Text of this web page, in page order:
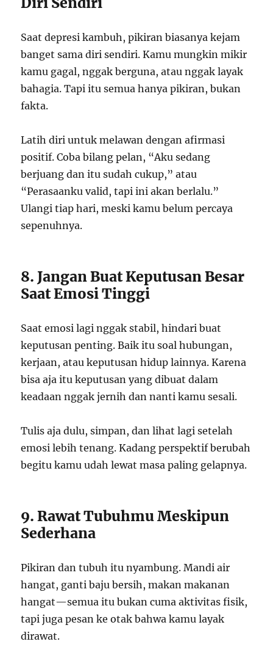
Saat depresi kambuh, pikiran biasanya kejam
banget sama diri sendiri. Kamu mungkin mikir
kamu gagal, nggak berguna, atau nggak layak
bahagia. Tapi itu semua hanya pikiran, bukan
fakta.
Latih diri untuk melawan dengan afirmasi
positif. Coba bilang pelan, “Aku sedang
berjuang dan itu sudah cukup,” atau
“Perasaanku valid, tapi ini akan berlalu.”
Ulangi tiap hari, meski kamu belum percaya
sepenuhnya.
8. Jangan Buat Keputusan Besar
Saat Emosi Tinggi
Saat emosi lagi nggak stabil, hindari buat
keputusan penting. Baik itu soal hubungan,
kerjaan, atau keputusan hidup lainnya. Karena
bisa aja itu keputusan yang dibuat dalam
keadaan nggak jernih dan nanti kamu sesali.
Tulis aja dulu, simpan, dan lihat lagi setelah
emosi lebih tenang. Kadang perspektif berubah
begitu kamu udah lewat masa paling gelapnya.
9. Rawat Tubuhmu Meskipun
Sederhana
Pikiran dan tubuh itu nyambung. Mandi air
hangat, ganti baju bersih, makan makanan
hangat—semua itu bukan cuma aktivitas fisik,
tapi juga pesan ke otak bahwa kamu layak
dirawat.